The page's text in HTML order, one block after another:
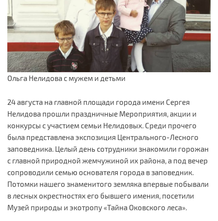
Ольга Нелидова с мужем и детьми
24 августа на главной площади города имени Сергея
Нелидова прошли праздничные Мероприятия, акции и
конкурсы с участием семьи Нелидовых. Среди прочего
была представлена экспозиция Центрального-Лесного
заповедника. Целый день сотрудники знакомили горожан
с главной природной жемчужиной их района, а под вечер
сопроводили семью основателя города в заповедник.
Потомки нашего знаменитого земляка впервые побывали
в лесных окрестностях его бывшего имения, посетили
Музей природы и экотропу «Тайна Оковского леса».